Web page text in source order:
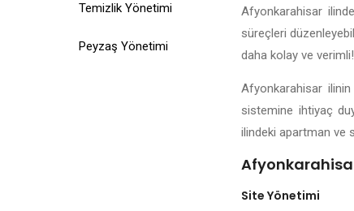
Temizlik Yönetimi
Peyzaş Yönetimi
Afyonkarahisar
süreçleri
daha kolay ve verimli!
Afyonkarahisar
sistemine ihtiyaç
ilindeki apartman ve
Site Yönetimi